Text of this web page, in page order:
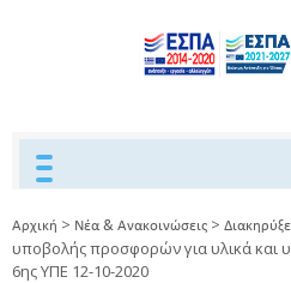
Αρχική > Νέα & Ανακοινώσεις >
υποβολής προσφορών για υλικά και
6ης ΥΠΕ 12-10-2020